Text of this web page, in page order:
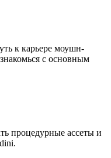
к карьере моушн-
с основным
процедурные ассеты и